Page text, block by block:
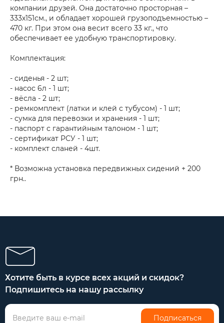
компании друзей. Она достаточно просторная –
333х151см., и обладает хорошей грузоподъемностью –
470 кг. При этом она весит всего 33 кг., что
обеспечивает ее удобную транспортировку.
Комплектация:
- сиденья - 2 шт;
- насос 6л - 1 шт;
- вёсла - 2 шт;
- ремкомплект (латки и клей с тубусом) - 1 шт;
- сумка для перевозки и хранения - 1 шт;
- паспорт с гарантийным талоном - 1 шт;
- сертификат РСУ - 1 шт;
- комплект сланей - 4шт.
* Возможна установка передвижных сидений + 200
грн..
Хотите быть в курсе всех акций и скидок?
Подпишитесь на нашу рассылку
Подписаться